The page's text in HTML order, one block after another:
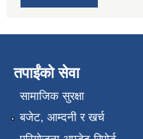
तपाईंको सेवा
सामाजिक सुरक्षा
बजेट, आम्दनी र खर्च